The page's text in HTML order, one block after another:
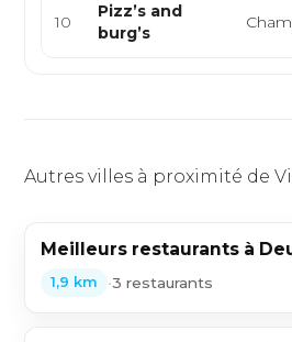
10
Pizz’s and
burg’s
Autres villes à proximité de
Meilleurs restaurants à
1,9 km •3 restaurants